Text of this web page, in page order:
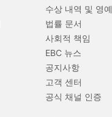
수상 내역 및 영예
법률 문서
사회적 책임
EBC 뉴스
공지사항
고객 센터
공식 채널 인증